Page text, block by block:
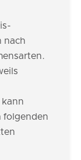
nach
kann
folgenden